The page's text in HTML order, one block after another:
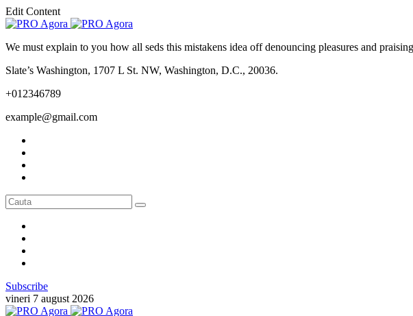
Edit Content
We must explain to you how all seds this mistakens idea off denouncing pleasures and
Slate’s Washington, 1707 L St. NW, Washington, D.C., 20036.
+012346789
example@gmail.com
Subscribe
vineri 7 august 2026